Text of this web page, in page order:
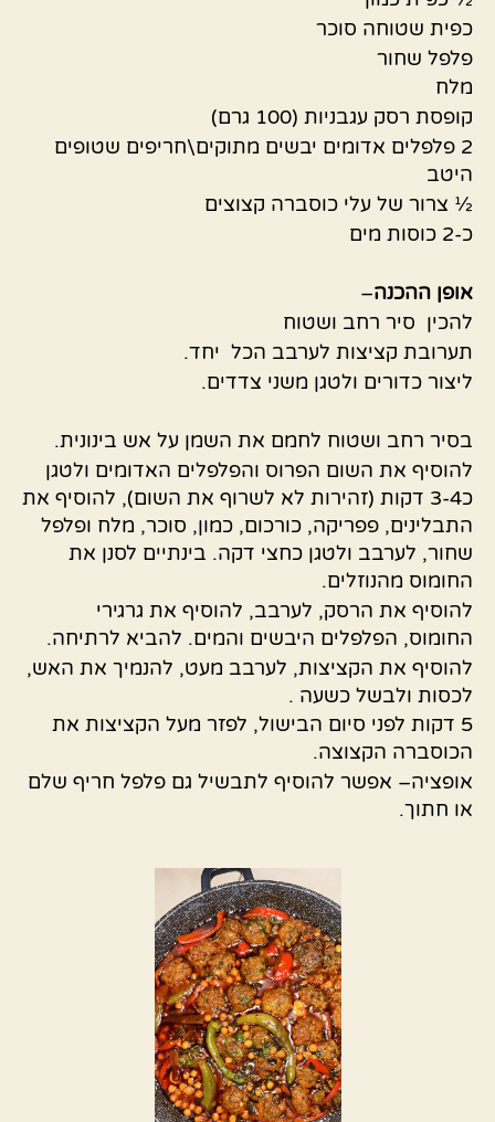
כפית שטוחה סוכר
פלפל שחור
מלח
קופסת רסק עגבניות (100 גרם)
2 פלפלים אדומים יבשים מתוקים\חריפים שטופים
היטב
½ צרור של עלי כוסברה קצוצים
כ-2 כוסות מים
אופן ההכנה–
להכין סיר רחב ושטוח
תערובת קציצות לערבב הכל יחד.
ליצור כדורים ולטגן משני צדדים.
בסיר רחב ושטוח לחמם את השמן על אש בינונית.
להוסיף את השום הפרוס והפלפלים האדומים ולטגן
כ3-4 דקות (זהירות לא לשרוף את השום), להוסיף את
התבלינים, פפריקה, כורכום, כמון, סוכר, מלח ופלפל
שחור, לערבב ולטגן כחצי דקה. בינתיים לסנן את
החומוס מהנוזלים.
להוסיף את הרסק, לערבב, להוסיף את גרגירי
החומוס, הפלפלים היבשים והמים. להביא לרתיחה.
להוסיף את הקציצות, לערבב מעט, להנמיך את האש,
לכסות ולבשל כשעה .
5 דקות לפני סיום הבישול, לפזר מעל הקציצות את
הכוסברה הקצוצה.
אופציה– אפשר להוסיף לתבשיל גם פלפל חריף שלם
או חתוך.